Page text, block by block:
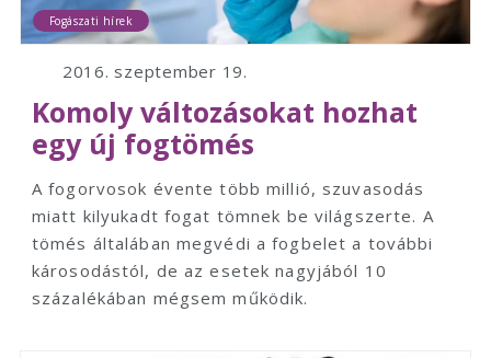
Fogászati hírek
2016. szeptember 19.
Komoly változásokat hozhat
egy új fogtömés
A fogorvosok évente több millió, szuvasodás
miatt kilyukadt fogat tömnek be világszerte. A
tömés általában megvédi a fogbelet a további
károsodástól, de az esetek nagyjából 10
százalékában mégsem működik.